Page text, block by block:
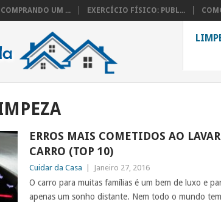
UM ... EXERCÍCIO FÍSICO: PUBL...
ERROS MAIS COMETIDOS AO
CARRO (TOP 10)
Cuidar da Casa Janeiro 27, 2016
O carro para muitas famílias é um bem de luxo e
apenas um sonho distante. Nem todo o mundo